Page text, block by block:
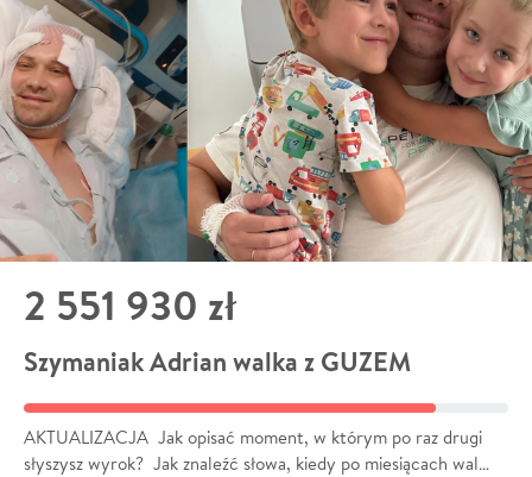
2 551 930 zł
Szymaniak Adrian walka z GUZEM
AKTUALIZACJA Jak opisać moment, w którym po raz drugi
słyszysz wyrok? Jak znaleźć słowa, kiedy po miesiącach wal…